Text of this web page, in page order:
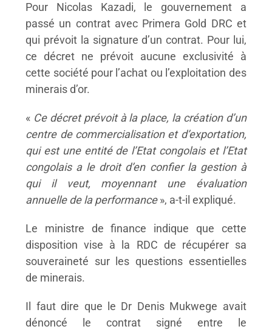
Pour Nicolas Kazadi, le gouvernement a
passé un contrat avec Primera Gold DRC et
qui prévoit la signature d’un contrat. Pour lui,
ce décret ne prévoit aucune exclusivité à
cette société pour l’achat ou l’exploitation des
minerais d’or.
« Ce décret prévoit à la place, la création d’un
centre de commercialisation et d’exportation,
qui est une entité de l’Etat congolais et l’Etat
congolais a le droit d’en confier la gestion à
qui il veut, moyennant une évaluation
annuelle de la performance», a-t-il expliqué.
Le ministre de finance indique que cette
disposition vise à la RDC de récupérer sa
souveraineté sur les questions essentielles
de minerais.
Il faut dire que le Dr Denis Mukwege avait
dénoncé le contrat signé entre le